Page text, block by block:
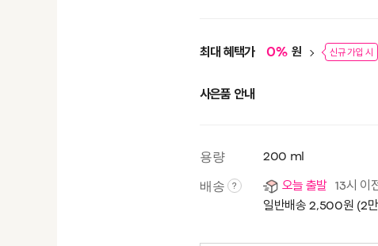
최대 혜택가 0% 원 신규 가입 시
사은품 안내
용량 200 ml
배송 ? 오늘 출발
13시 이
일반배송 2,500원 (2